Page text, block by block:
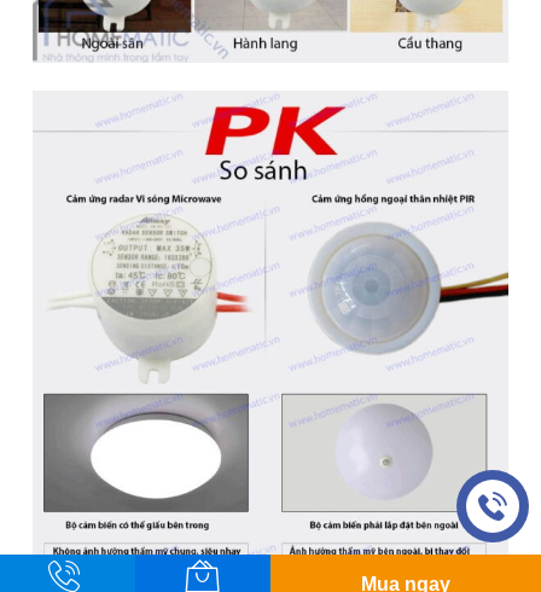
Mua ngay
HỖ TRỢ KHÁCH HÀNG
1900.86.86.63
Hotline 24/7
Hỗ trợ trực tuyến
Giờ hoạt động: 8:30 - 17:30
Email: haanh.tac@gmail.com
HỘ KINH DOANH THIẾT BỊ THÔNG MINH
GPKD số 01O8048948, Đăng ký ngày: 26/09/2023, nơi cấp
UBND QUẬN HÀ ĐÔNG
Địa chỉ: DM6-7 khu dịch vụ Vạn Phúc, Phường Vạn Phúc,
Quận Hà Đông, Hà Nội
Copyright © 2025 Homematic
Liên hệ